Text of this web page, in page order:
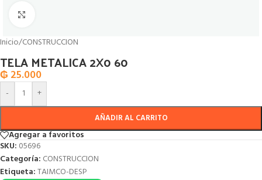
Inicio/CONSTRUCCION
TELA METALICA 2X0 60
₲ 25.000
- +
AÑADIR AL CARRITO
Agregar a favoritos
SKU: 05696
Categoría: CONSTRUCCION
Etiqueta:TAIMCO-DESP